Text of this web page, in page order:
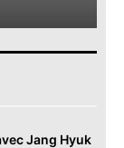
Jang Hyuk